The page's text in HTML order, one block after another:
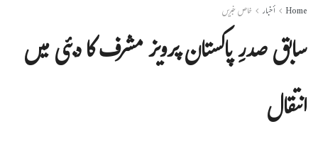
Home أخبار خاص خبریں
سابق صدرِ پاکستان پرویز مشرف کا دبئی میں
انتقال